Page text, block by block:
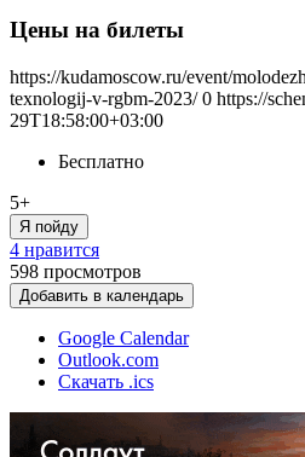
Цены на билеты
https://kudamoscow.ru/event/
texnologij-v-rgbm-2023/ 0 https://
29T18:58:00+03:00
Бесплатно
5+
Я пойду
4 нравится
598 просмотров
Добавить в календарь
Google Calendar
Outlook.com
Скачать .ics